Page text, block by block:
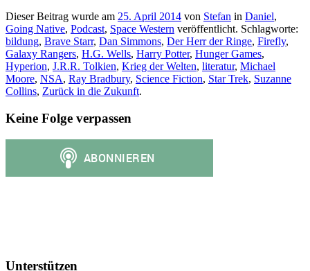
Dieser Beitrag wurde am 25. April 2014 von Stefan in Daniel,
Going Native, Podcast, Space Western veröffentlicht. Schlagworte:
bildung, Brave Starr, Dan Simmons, Der Herr der Ringe, Firefly,
Galaxy Rangers, H.G. Wells, Harry Potter, Hunger Games,
Hyperion, J.R.R. Tolkien, Krieg der Welten, literatur, Michael
Moore, NSA, Ray Bradbury, Science Fiction, Star Trek, Suzanne
Collins, Zurück in die Zukunft.
Keine Folge verpassen
Unterstützen